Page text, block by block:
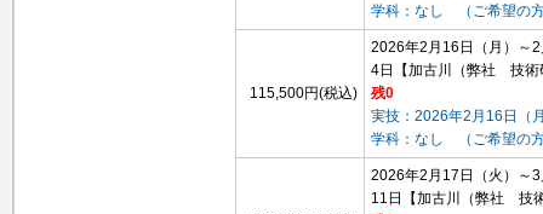
学科：なし （ご希望の
115,500円(税込)
2026年2月16日（月）～
4日
【加古川（弊社 技
残0
実技：2026年2月16日（
学科：なし （ご希望の
2026年2月17日（火）～
11日
【加古川（弊社 技